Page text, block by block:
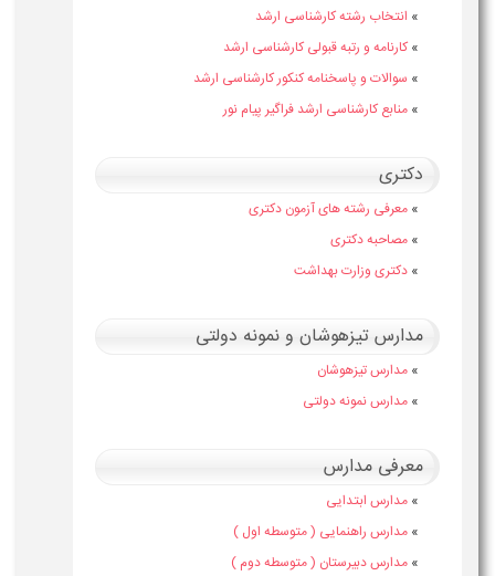
انتخاب رشته کارشناسی ارشد
کارنامه و رتبه قبولی کارشناسی ارشد
سوالات و پاسخنامه کنکور کارشناسی ارشد
منابع کارشناسی ارشد فراگیر پیام نور
دکتری
معرفی رشته های آزمون دکتری
مصاحبه دکتری
دکتری وزارت بهداشت
مدارس تیزهوشان و نمونه دولتی
مدارس تیزهوشان
مدارس نمونه دولتی
معرفی مدارس
مدارس ابتدایی
مدارس راهنمایی ( متوسطه اول )
مدارس دبیرستان ( متوسطه دوم )